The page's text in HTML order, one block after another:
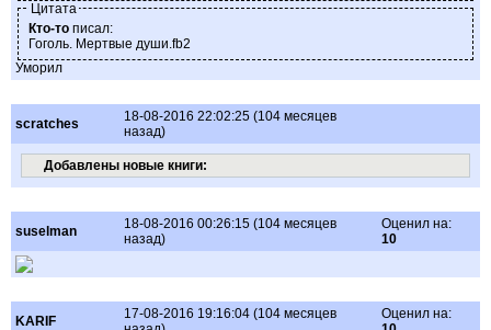
Цитата
Кто-то писал:
Гоголь. Мертвые души.fb2
Уморил
scratches
18-08-2016 22:02:25 (104 месяцев
назад)
Добавлены новые книги:
suselman
18-08-2016 00:26:15 (104 месяцев
назад)
Оценил на:
10
KARIF
17-08-2016 19:16:04 (104 месяцев
Оценил на: